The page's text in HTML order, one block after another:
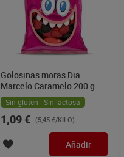
Golosinas moras Dia
Marcelo Caramelo 200 g
Sin gluten | Sin lactosa
1,09 € (5,45 €/KILO)
Añadir